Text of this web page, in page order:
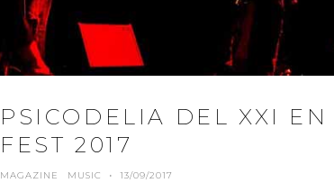
PSICODELIA DEL XXI
FEST 2017
MAGAZINE MUSIC · 13/09/2017